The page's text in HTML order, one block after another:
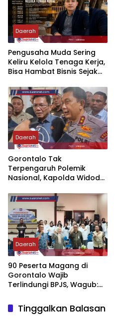
Daerah
‎Pengusaha Muda Sering
Keliru Kelola Tenaga Kerja,
Bisa Hambat Bisnis Sejak
Daerah
‎Gorontalo Tak
Terpengaruh Polemik
Nasional, Kapolda Widodo:
Daerah
‎90 Peserta Magang di
Gorontalo Wajib
Terlindungi BPJS, Wagub:
Bisa Ditawar
Tinggalkan Balasan